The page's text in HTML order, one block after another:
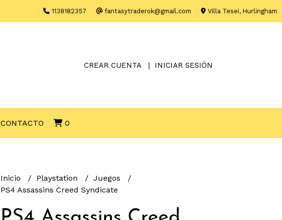
1138182357 fantasytraderok@gmail.com Villa Tesei, Hurlingham
CREAR CUENTA INICIAR SESIÓN
CONTACTO 0
Inicio Playstation
Juegos
PS4 Assassins Creed Syndicate